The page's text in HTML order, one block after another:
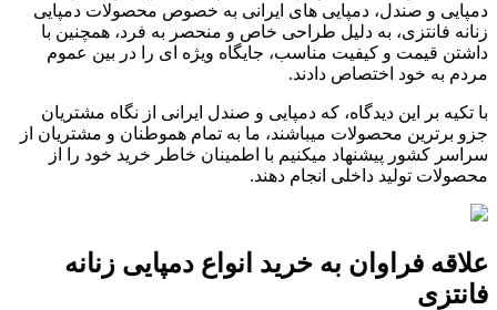
دمپایی و صندل، دمپایی های ایرانی به خصوص محصولات دمپایی
زنانه فانتزی، به دلیل طراحی خاص و منحصر به فرد، همچنین با
داشتن قیمت و کیفیت مناسب، جایگاه ویژه ای را در بین عموم
مردم به خود اختصاص دادند.
با تکیه بر این دیدگاه، که دمپایی و صندل ایرانی از نگاه مشتریان
جزو برترین محصولات میباشند، ما به تمام هموطنان و مشتریان از
سراسر کشور پیشنهاد میکنیم با اطمینان خاطر خرید خود را از
محصولات تولید داخلی انجام دهند.
علاقه فراوان به خرید انواع دمپایی زنانه
فانتزی